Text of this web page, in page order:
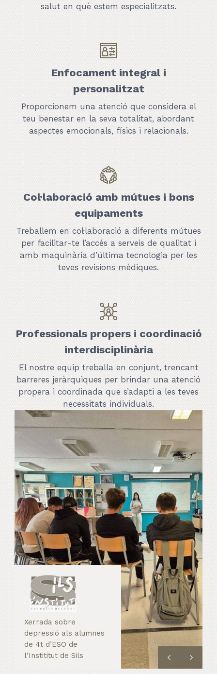
salut en què estem especialitzats.
Enfocament integral i
personalitzat
Proporcionem una atenció que considera el
teu benestar en la seva totalitat, abordant
aspectes emocionals, físics i relacionals.
Col·laboració amb mútues i bons
equipaments
Treballem en col·laboració a diferents mútues
per facilitar-te l’accés a serveis de qualitat i
amb maquinària d’última tecnologia per les
teves revisions mèdiques.
Professionals propers i coordinació
interdisciplinària
El nostre equip treballa en conjunt, trencant
barreres jeràrquiques per brindar una atenció
propera i coordinada que s’adapti a les teves
necessitats individuals.
Xerrada sobre
depressió als alumnes
de 4t d’ESO de
l’Instititut de Sils